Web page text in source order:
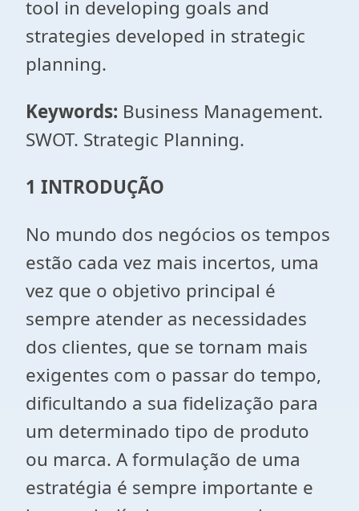
tool in developing goals and
strategies developed in strategic
planning.
Keywords: Business Management.
SWOT. Strategic Planning.
1 INTRODUÇÃO
No mundo dos negócios os tempos
estão cada vez mais incertos, uma
vez que o objetivo principal é
sempre atender as necessidades
dos clientes, que se tornam mais
exigentes com o passar do tempo,
dificultando a sua fidelização para
um determinado tipo de produto
ou marca. A formulação de uma
estratégia é sempre importante e